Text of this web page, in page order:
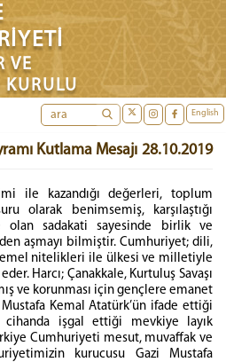
VE
KURULU
English
Kutlama Mesajı 28.10.2019
ile kazandığı değerleri, toplum
olarak benimsemiş, karşılaştığı
olan sadakati sayesinde birlik ve
aşmayı bilmiştir. Cumhuriyet; dili,
temel nitelikleri ile ülkesi ve milletiyle
Harcı; Çanakkale, Kurtuluş Savaşı
ve korunması için gençlere emanet
Kemal Atatürk’ün ifade ettiği
cihanda işgal ettiği mevkiye layık
Cumhuriyeti mesut, muvaffak ve
kurucusu Gazi Mustafa